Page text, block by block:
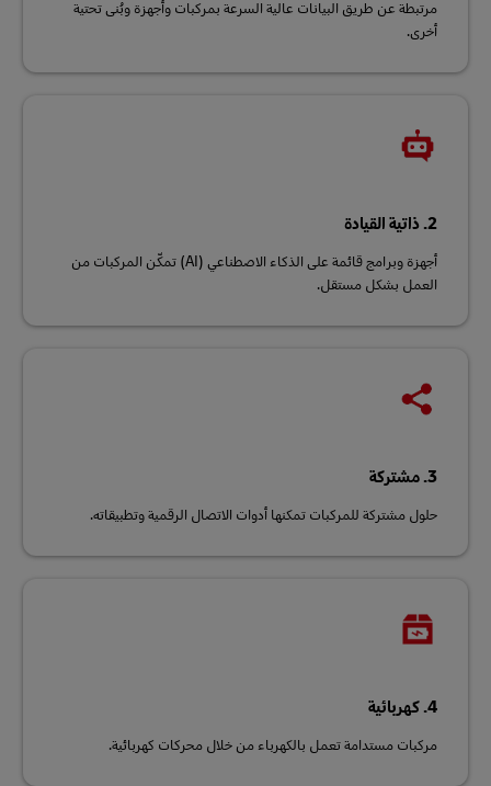
مرتبطة عن طريق البيانات عالية السرعة بمركبات وأجهزة وبُنى تحتية
أخرى.
2. ذاتية القيادة
أجهزة وبرامج قائمة على الذكاء الاصطناعي (AI) تمكّن المركبات من
العمل بشكل مستقل.
3. مشتركة
حلول مشتركة للمركبات تمكنها أدوات الاتصال الرقمية وتطبيقاته.
4. كهربائية
مركبات مستدامة تعمل بالكهرباء من خلال محركات كهربائية.